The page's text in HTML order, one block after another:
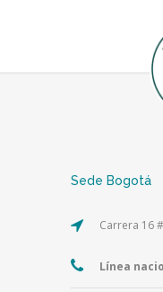
Sede Bogotá
Carrera 16
Línea